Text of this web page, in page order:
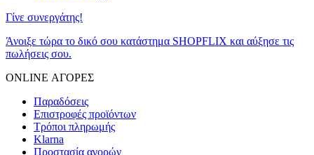
Γίνε συνεργάτης!
Άνοιξε τώρα το δικό σου κατάστημα SHOPFLIX και αύξησε τις
πωλήσεις σου.
ONLINE ΑΓΟΡΕΣ
Παραδόσεις
Επιστροφές προϊόντων
Τρόποι πληρωμής
Klarna
Προστασία αγορών